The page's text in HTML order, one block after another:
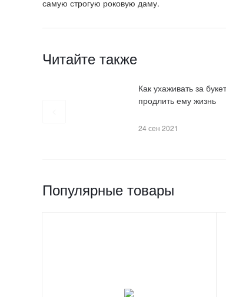
самую строгую роковую даму.
Читайте также
Как ухаживать за
продлить ему жизнь
24 сен 2021
Популярные товары